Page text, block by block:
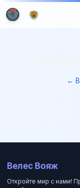
←
Велес Вояж
Откройте мир с нами!